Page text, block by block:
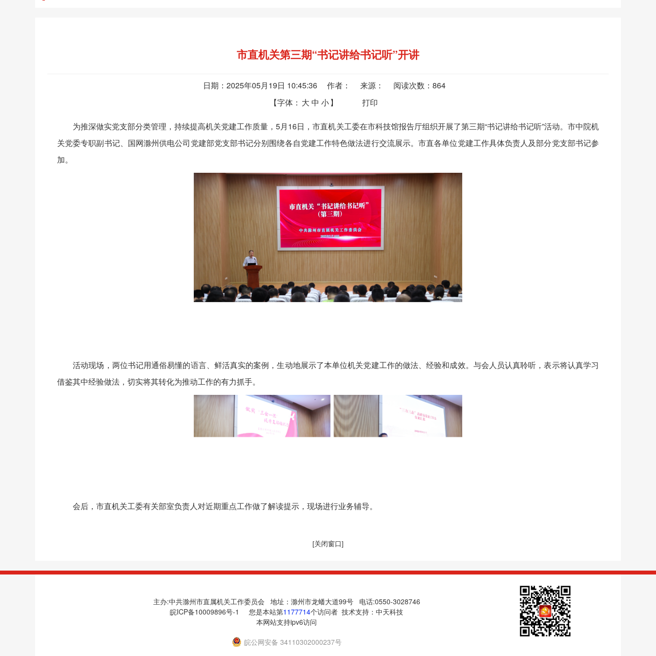
市直机关第三期“书记讲给书记听”开讲
日期：2025年05月19日 10:45:36 作者： 来源： 阅读次数： 864
【字体： 大 中 小】 打印
为推深做实党支部分类管理，持续提高机关党建工作质量，5月16日，市直机关工委在市科技馆报告厅组织开展了第三期“书记讲给书记听”活动。市中院机
关党委专职副书记、国网滁州供电公司党建部党支部书记分别围绕各自党建工作特色做法进行交流展示。市直各单位党建工作具体负责人及部分党支部书记参
加。
活动现场，两位书记用通俗易懂的语言、鲜活真实的案例，生动地展示了本单位机关党建工作的做法、经验和成效。与会人员认真聆听，表示将认真学习
借鉴其中经验做法，切实将其转化为推动工作的有力抓手。
会后，市直机关工委有关部室负责人对近期重点工作做了解读提示，现场进行业务辅导。
[关闭窗口]
主办:中共滁州市直属机关工作委员会 地址：滁州市龙蟠大道99号 电话:0550-3028746
皖ICP备10009896号-1
您是本站第1177714个访问者 技术支持： 中天科技
本网站支持ipv6访问
皖公网安备 34110302000237号